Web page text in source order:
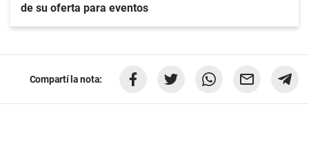
de su oferta para eventos
Compartí la nota: